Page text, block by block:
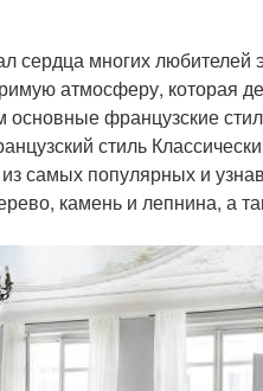
сердца многих
атмосферу, которая
французские
стиль
самых популярных и
камень и лепнина, а